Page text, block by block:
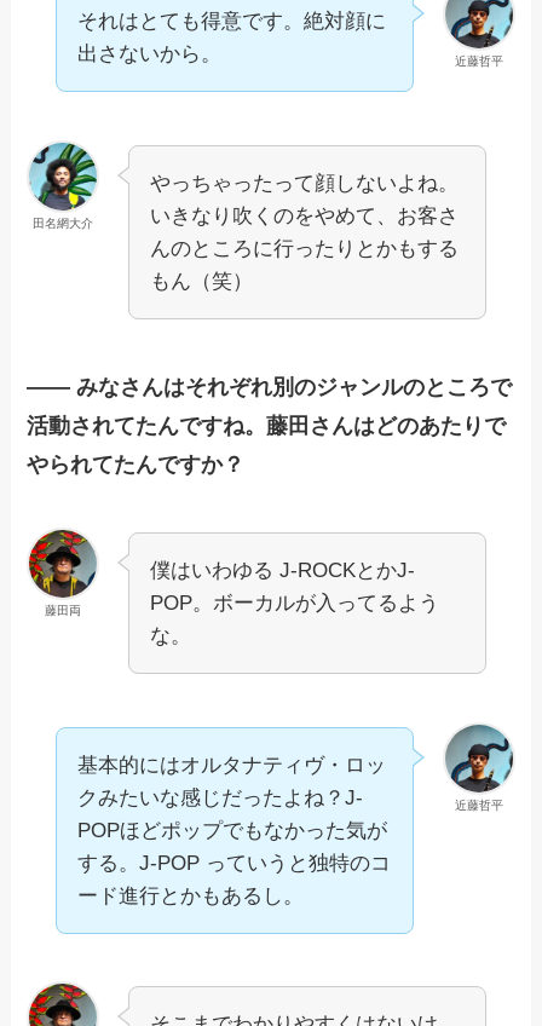
近藤哲平
それはとても得意です。絶対顔に
出さないから。
田名網大介
やっちゃったって顔しないよね。
いきなり吹くのをやめて、お客さ
んのところに行ったりとかもする
もん（笑）
—— みなさんはそれぞれ別のジャンルのところで
活動されてたんですね。藤田さんはどのあたりで
やられてたんですか？
藤田両
僕はいわゆる J-ROCKとかJ-
POP。ボーカルが入ってるよう
な。
近藤哲平
基本的にはオルタナティヴ・ロッ
クみたいな感じだったよね？J-
POPほどポップでもなかった気が
する。J-POP っていうと独特のコ
ード進行とかもあるし。